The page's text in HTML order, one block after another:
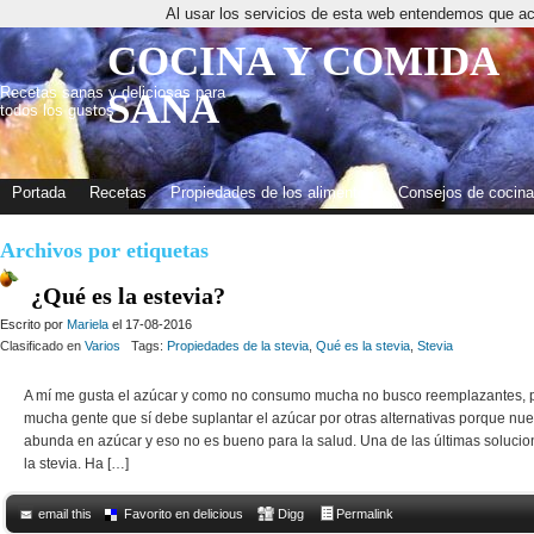
COCINA Y COMIDA
SANA
Recetas sanas y deliciosas para
todos los gustos
Portada Recetas Propiedades de los alimentos Consejos de cocina
Archivos por etiquetas
¿Qué es la estevia?
Escrito por Mariela el 17-08-2016
Clasificado en Varios Tags: Propiedades de la stevia Qué es la stevia Stevia
A mí me gusta el azúcar y como no consumo mucha no busco reemplazantes,
mucha gente que sí debe suplantar el azúcar por otras alternativas porque
abunda en azúcar y eso no es bueno para la salud. Una de las últimas
la stevia. Ha […]
email this Favorito en delicious Digg Permalink
Al usar los servicios de esta web entendemos que